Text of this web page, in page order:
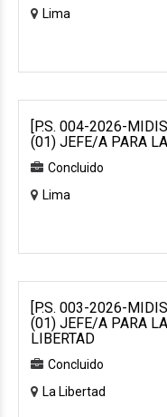
Lima
[P.S. 004-2026-
(01) JEFE/A PARA
Concluido
Lima
[P.S. 003-2026-
(01) JEFE/A PARA
LIBERTAD
Concluido
La Libertad